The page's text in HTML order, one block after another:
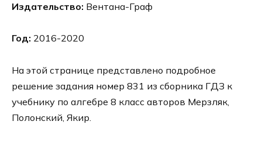
Издательство: Вентана-Граф
Год: 2016-2020
На этой странице представлено подробное
решение задания номер 831 из сборника ГДЗ к
учебнику по алгебре 8 класс авторов Мерзляк,
Полонский, Якир.